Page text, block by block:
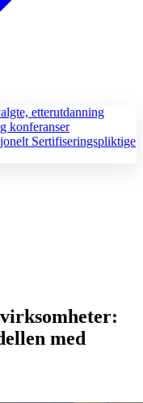
etterutdanning
konferanser
Sertifiseringspliktige
med